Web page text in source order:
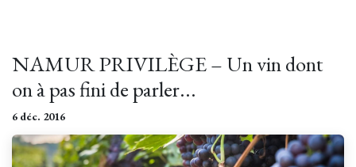
NAMUR PRIVILÈGE – Un vin dont
on à pas fini de parler...
6 déc. 2016